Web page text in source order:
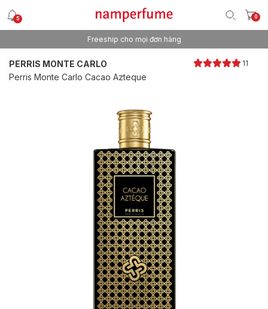
5 0
Freeship cho mọi đơn hàng
PERRIS MONTE CARLO 11
Perris Monte Carlo Cacao Azteque